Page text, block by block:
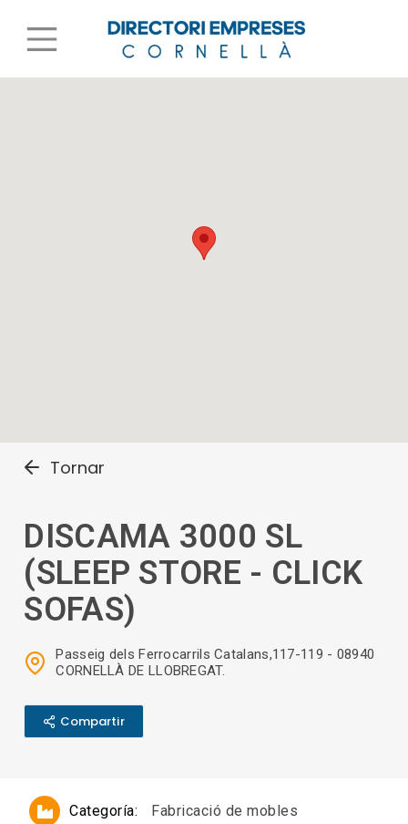
Tornar
DISCAMA 3000 SL
(SLEEP STORE - CLICK
SOFAS)
Passeig dels Ferrocarrils Catalans,117-119 - 08940
CORNELLÀ DE LLOBREGAT.
Compartir
Categoría: Fabricació de mobles